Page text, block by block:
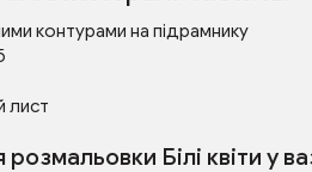
контурами на підрамнику
лист
розмальовки Білі квіти у